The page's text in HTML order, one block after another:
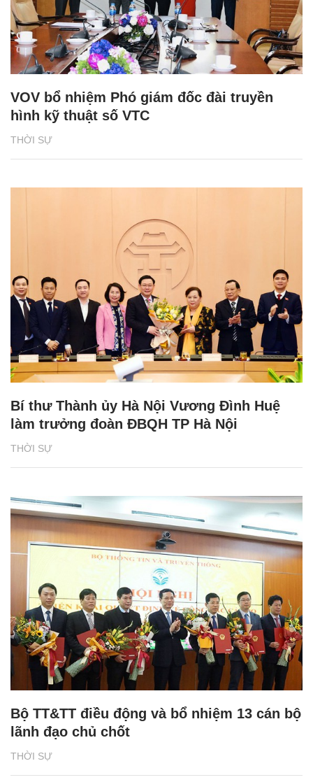
THỜI SỰ
VOV bổ nhiệm Phó giám đốc đài truyền
hình kỹ thuật số VTC
THỜI SỰ
Bí thư Thành ủy Hà Nội Vương Đình Huệ
làm trưởng đoàn ĐBQH TP Hà Nội
THỜI SỰ
Bộ TT&TT điều động và bổ nhiệm 13 cán bộ
lãnh đạo chủ chốt